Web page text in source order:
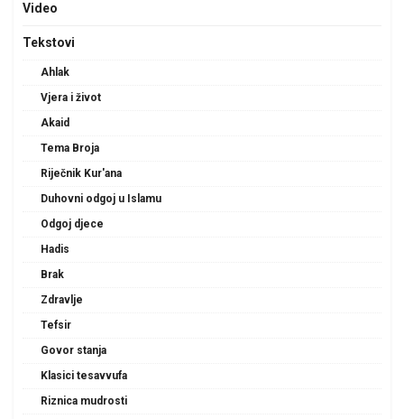
Video
Tekstovi
Ahlak
Vjera i život
Akaid
Tema Broja
Riječnik Kur'ana
Duhovni odgoj u Islamu
Odgoj djece
Hadis
Brak
Zdravlje
Tefsir
Govor stanja
Klasici tesavvufa
Riznica mudrosti